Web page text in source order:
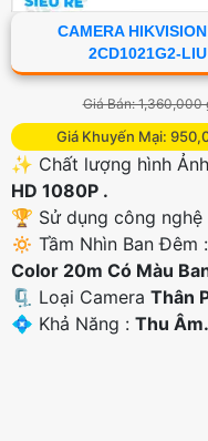
CAMERA
2CD1021G2-LIU
Giá Bán: 1,360,000
Giá Khuyến Mại:
✨ Chất lượng hình
HD 1080P .
🏆 Sử dụng công nghệ
🔅 Tầm Nhìn Ban Đêm :
Color 20m Có Màu
🗜️ Loại CameraThân
️💠 Khả Năng :Thu Âm.